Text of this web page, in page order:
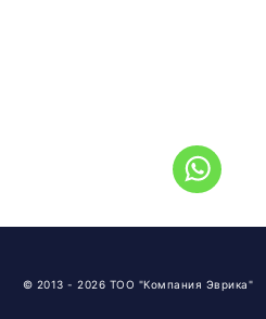
© 2013 - 2026 ТОО "Компания Эврика"